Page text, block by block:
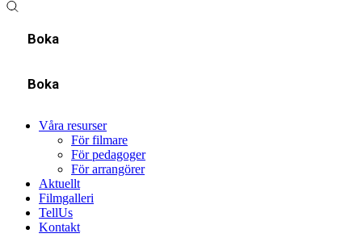
Boka
Boka
Våra resurser
För filmare
För pedagoger
För arrangörer
Aktuellt
Filmgalleri
TellUs
Kontakt